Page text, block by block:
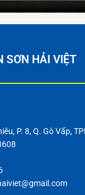
SƠN HẢI VIỆT
P. 8, Q. Gò Vấp,